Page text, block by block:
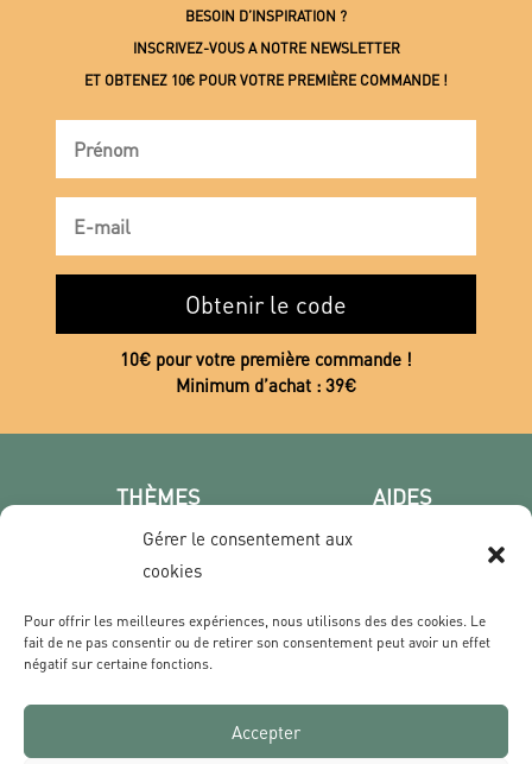
Gérer le consentement aux
cookies
Pour offrir les meilleures expériences, nous utilisons des des cookies. Le
fait de ne pas consentir ou de retirer son consentement peut avoir un effet
négatif sur certaine fonctions.
Accepter
BESOIN D’INSPIRATION ?
INSCRIVEZ-VOUS A NOTRE NEWSLETTER
ET OBTENEZ 10€ POUR VOTRE PREMIÈRE COMMANDE !
Obtenir le code
10€ pour votre première commande !
Minimum d’achat : 39€
THÈMES
Poster photo
Les villes
Film & Série
AIDES
Qui sommes nous ?